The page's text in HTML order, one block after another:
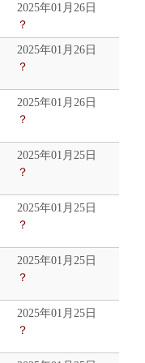
2025年01月26日
？
2025年01月26日
？
2025年01月26日
？
2025年01月25日
？
2025年01月25日
？
2025年01月25日
？
2025年01月25日
？